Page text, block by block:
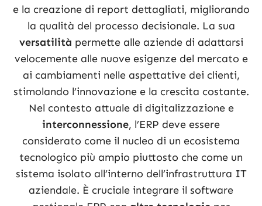
e la creazione di report dettagliati, migliorando
la qualità del processo decisionale. La sua
versatilità permette alle aziende di adattarsi
velocemente alle nuove esigenze del mercato e
ai cambiamenti nelle aspettative dei clienti,
stimolando l’innovazione e la crescita costante.
Nel contesto attuale di digitalizzazione e
interconnessione, l’ERP deve essere
considerato come il nucleo di un ecosistema
tecnologico più ampio piuttosto che come un
sistema isolato all’interno dell’infrastruttura IT
aziendale. È cruciale integrare il software